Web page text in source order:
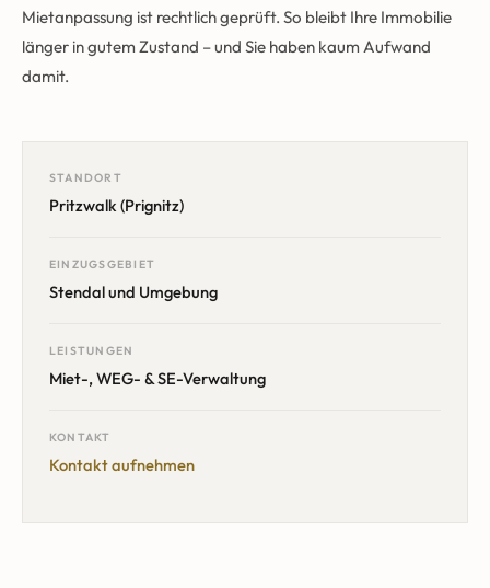
Mietanpassung ist rechtlich geprüft. So bleibt Ihre Immobilie
länger in gutem Zustand – und Sie haben kaum Aufwand
damit.
STANDORT
Pritzwalk (Prignitz)
EINZUGSGEBIET
Stendalund Umgebung
LEISTUNGEN
Miet-, WEG- & SE-Verwaltung
KONTAKT
Kontakt aufnehmen